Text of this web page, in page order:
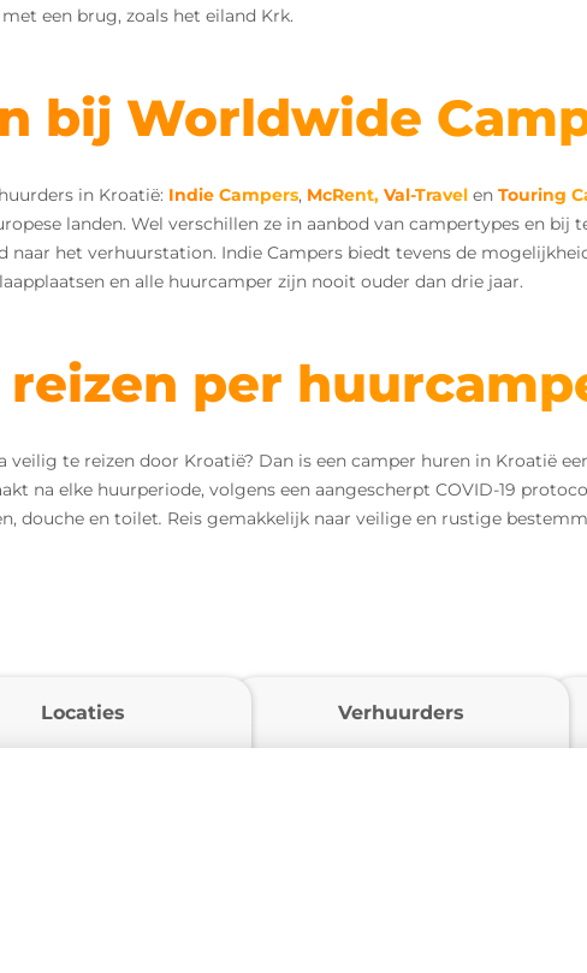
een brug, zoals het eiland Krk.
bij Worldwide
in Kroatië: Indie Campers, McRent, Val-Travel en Touring
landen. Wel verschillen ze in aanbod van campertypes en bij
naar het verhuurstation. Indie Campers biedt tevens de
en alle huurcamper zijn nooit ouder dan drie jaar.
per
veilig te reizen door Kroatië? Dan is een camper huren in Kroatië
na elke huurperiode, volgens een aangescherpt COVID-19
douche en toilet. Reis gemakkelijk naar veilige en rustige
Locaties Verhuurders